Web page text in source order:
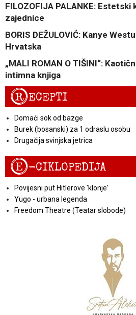
FILOZOFIJA PALANKE:
zajednice
BORIS DEŽULOVIĆ: Kanye
Hrvatska
„MALI ROMAN O TIŠINI“:
intimna knjiga
RECEPTI
Domaći sok od bazge
Burek (bosanski) za 1 odraslu osobu
Drugačija svinjska jetrica
E-CIKLOPEDIJA
Povijesni put Hitlerove 'klonje'
Yugo - urbana legenda
Freedom Theatre (Teatar slobode)